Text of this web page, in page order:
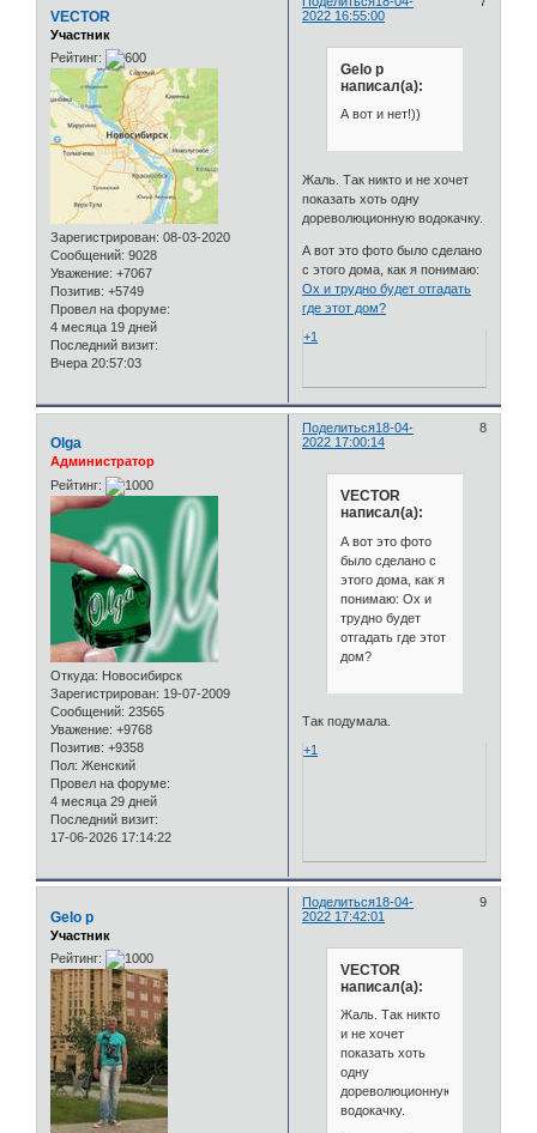
2022 16:55:00
VECTOR
Участник
Рейтинг:
Зарегистрирован: 08-03-2020
Сообщений: 9028
Уважение: +7067
Позитив: +5749
Провел на форуме:
4 месяца 19 дней
Последний визит:
Вчера 20:57:03
Gelo p
написал(а):
А вот и нет!))
Жаль. Так никто и не хочет
показать хоть одну
дореволюционную водокачку.
А вот это фото было сделано
с этого дома, как я понимаю:
Ох и трудно будет отгадать
где этот дом?
+1
Поделиться 8
18-04-
2022 17:00:14
Olga
Администратор
Рейтинг:
Откуда: Новосибирск
Зарегистрирован: 19-07-2009
Сообщений: 23565
Уважение: +9768
Позитив: +9358
Пол: Женский
Провел на форуме:
4 месяца 29 дней
Последний визит:
17-06-2026 17:14:22
VECTOR
написал(а):
А вот это фото
было сделано с
этого дома, как я
понимаю: Ох и
трудно будет
отгадать где этот
дом?
Так подумала.
+1
Поделиться 9
18-04-
2022 17:42:01
Gelo p
Участник
Рейтинг:
VECTOR
написал(а):
Жаль. Так никто
и не хочет
показать хоть
одну
дореволюционную
водокачку.